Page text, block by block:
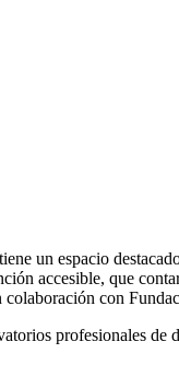
un espacio
accesible, que
colaboración con
profesionales de